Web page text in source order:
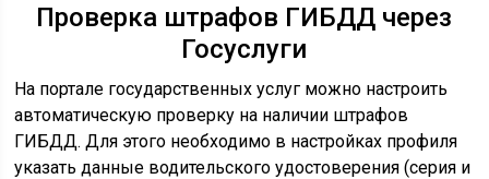
Проверка штрафов ГИБДД через
Госуслуги
На портале государственных услуг можно настроить
автоматическую проверку на наличии штрафов
ГИБДД. Для этого необходимо в настройках профиля
указать данные водительского удостоверения (серия и